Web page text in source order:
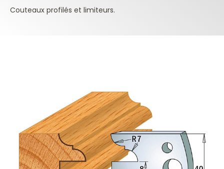
Couteaux profilés et limiteurs.